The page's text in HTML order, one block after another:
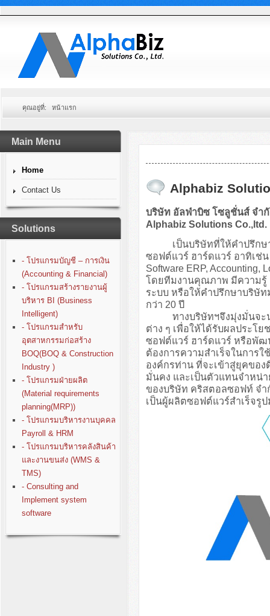
คุณอยู่ที่: หน้าแรก
Main Menu
Home
Contact Us
Solutions
- โปรแกรมบัญชี – การเงิน
(Accounting & Financial)
- โปรแกรมสร้างรายงานผู้
บริหาร BI (Business
Intelligent)
- โปรแกรมสำหรับ
อุตสาหกรรมก่อสร้าง
BOQ(BOQ & Construction
Industry )
- โปรแกรมฝ่ายผลิต
(Material requirements
planning(MRP))
- โปรแกรมบริหารงานบุคคล
Payroll & HRM
- โปรแกรมบริหารคลังสินค้า
และงานขนส่ง (WMS &
TMS)
- Consulting and
Implement system
software
Alphabiz
บริษัท อัลฟ่าบิซ โซลูชั่นส์ จำ
Alphabiz Solutions Co.,ltd.
เป็นบริษัทที่ให้คำปรึกษา
ซอฟต์แวร์ ฮาร์ดแวร์ อาทิเช่
Software ERP,
โดยทีมงานคุณภาพ มีความรู้
ระบบ หรือให้คำปรึกษาบริษั
กว่า 20 ปี
ทางบริษัทฯจึงมุ่งมั่นจะน
ต่าง ๆ เพื่อให้ได้รับผลประโย
ซอฟต์แวร์ ฮาร์ดแวร์ หรือพัฒ
ต้องการความสำเร็จในการ
องค์กรท่าน ที่จะเข้าสู่ยุคขอ
มั่นคง และเป็นตัวแทนจำหน่
ของบริษัท คริสตอลซอฟท์ จำ
เป็นผู้ผลิตซอฟต์แวร์สำเร็จรู